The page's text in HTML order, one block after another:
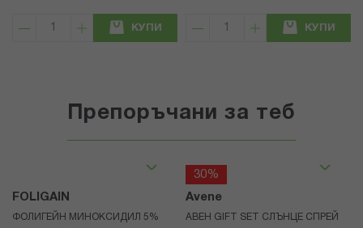
КУПИ КУПИ
Препоръчани за теб
FOLIGAIN
ФОЛИГЕЙН МИНОКСИДИЛ 5%
30%
Avene
АВЕН GIFT SET СЛЪНЦЕ СПРЕЙ